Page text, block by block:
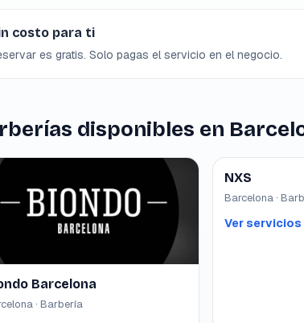
costo para ti
es gratis. Solo pagas el servicio en el negocio.
disponibles en
Barcelona
· Barbería
NXS
Barcelona ·
Ver servicios